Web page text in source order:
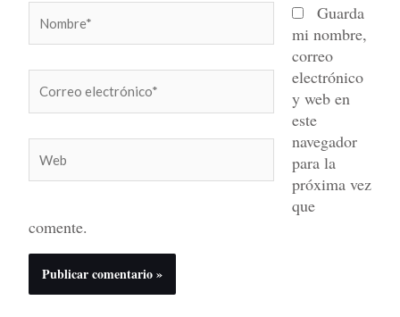
electrónico*
Guarda
mi nombre,
correo
electrónico
y web en
este
navegador
para la
próxima vez
que
comente.